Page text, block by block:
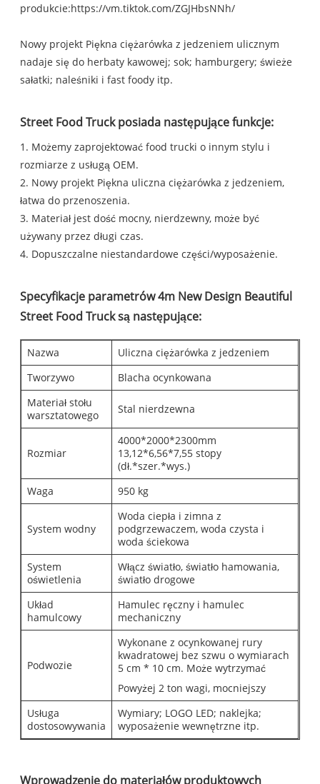
produkcie:https://vm.tiktok.com/ZGJHbsNNh/
Nowy projekt Piękna ciężarówka z jedzeniem ulicznym
nadaje się do herbaty kawowej; sok; hamburgery; świeże
sałatki; naleśniki i fast foody itp.
Street Food Truck posiada następujące funkcje:
1. Możemy zaprojektować food trucki o innym stylu i
rozmiarze z usługą OEM.
2. Nowy projekt Piękna uliczna ciężarówka z jedzeniem,
łatwa do przenoszenia.
3. Materiał jest dość mocny, nierdzewny, może być
używany przez długi czas.
4. Dopuszczalne niestandardowe części/wyposażenie.
Specyfikacje parametrów 4m New Design Beautiful
Street Food Truck są następujące:
Nazwa
Uliczna ciężarówka z jedzeniem
Tworzywo
Blacha ocynkowana
Materiał stołu
warsztatowego
Stal nierdzewna
Rozmiar
4000*2000*2300mm
13,12*6,56*7,55 stopy
(dł.*szer.*wys.)
Waga
950 kg
System wodny
Woda ciepła i zimna z
podgrzewaczem, woda czysta i
woda ściekowa
System
oświetlenia
Włącz światło, światło hamowania,
światło drogowe
Układ
hamulcowy
Hamulec ręczny i hamulec
mechaniczny
Podwozie
Wykonane z ocynkowanej rury
kwadratowej bez szwu o wymiarach
5 cm * 10 cm. Może wytrzymać
Powyżej 2 ton wagi, mocniejszy
Usługa
dostosowywania
Wymiary; LOGO LED; naklejka;
wyposażenie wewnętrzne itp.
Wprowadzenie do materiałów produktowych